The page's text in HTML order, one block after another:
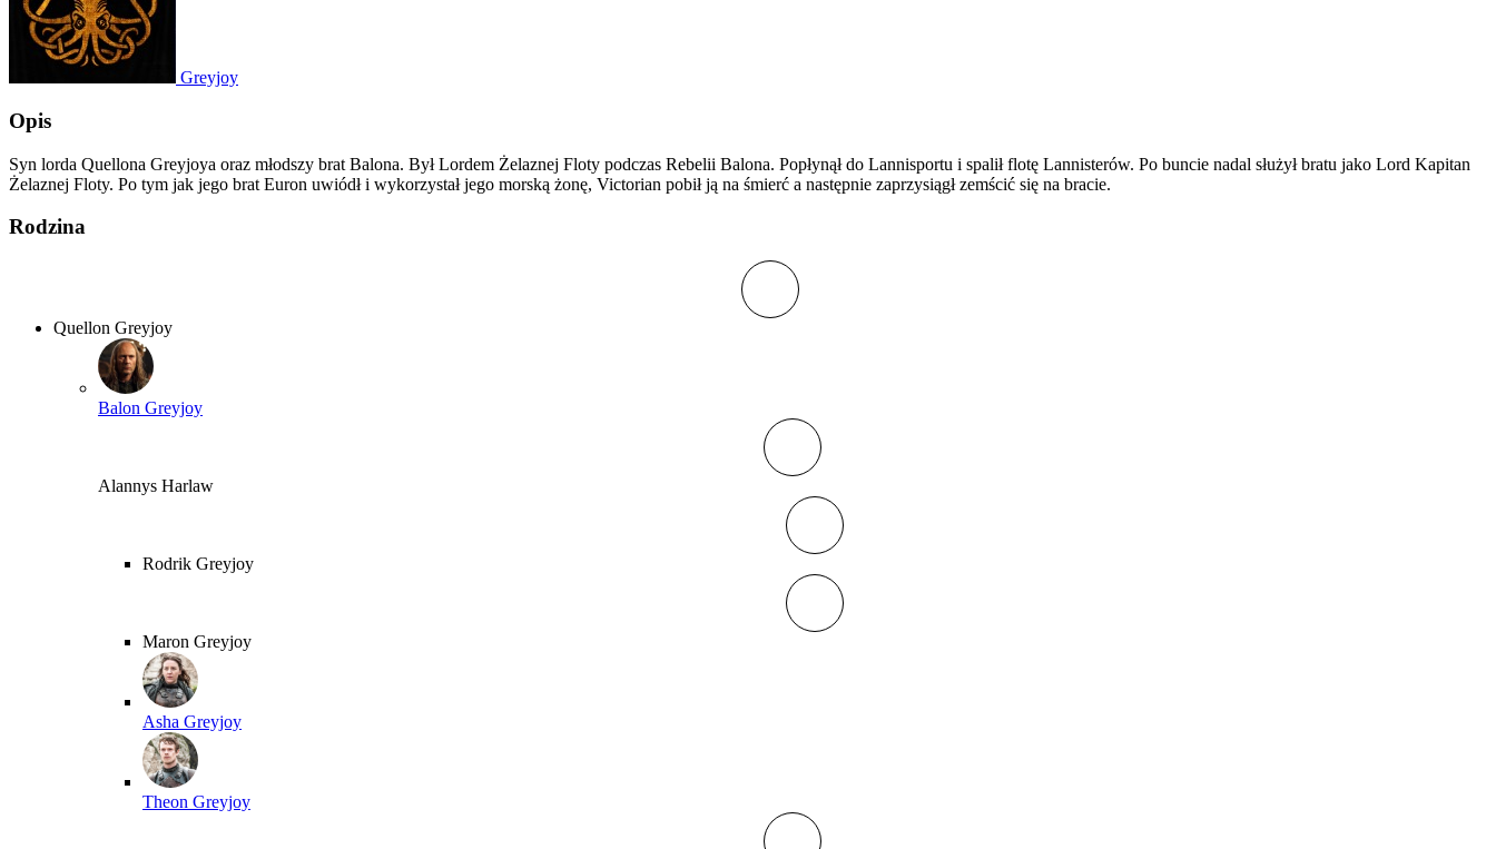
Greyjoy
Opis
Syn lorda Quellona Greyjoya oraz młodszy brat Balona. Był Lordem Żelaznej Floty podczas Rebelii Balona. Popłynął do Lannisportu i spalił flotę Lannisterów. Po buncie nadal służył bratu jako Lord Kapitan
Żelaznej Floty. Po tym jak jego brat Euron uwiódł i wykorzystał jego morską żonę, Victorian pobił ją na śmierć a następnie zaprzysiągł zemścić się na bracie.
Rodzina
Quellon Greyjoy
Balon Greyjoy
Alannys Harlaw
Rodrik Greyjoy
Maron Greyjoy
Asha Greyjoy
Theon Greyjoy